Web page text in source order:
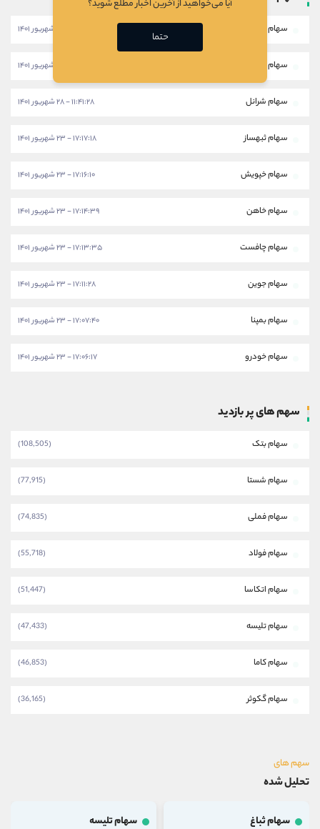
سهام خبهمن
سهام خکار
سهام شرانل ۱۱:۴۱:۲۸ - ۲۸ شهریور ۱۴۰۱
سهام ثبهساز ۱۷:۱۷:۱۸ - ۲۳ شهریور ۱۴۰۱
سهام خپویش ۱۷:۱۶:۱۰ - ۲۳ شهریور ۱۴۰۱
سهام خاهن ۱۷:۱۴:۳۹ - ۲۳ شهریور ۱۴۰۱
سهام چافست ۱۷:۱۳:۳۵ - ۲۳ شهریور ۱۴۰۱
سهام جوین ۱۷:۱۱:۲۸ - ۲۳ شهریور ۱۴۰۱
سهام بمپنا ۱۷:۰۷:۴۰ - ۲۳ شهریور ۱۴۰۱
سهام خودرو ۱۷:۰۶:۱۷ - ۲۳ شهریور ۱۴۰۱
سهم های پر بازدید
سهام بتک (108,505)
سهام شستا (77,915)
سهام فملی (74,835)
سهام فولاد (55,718)
سهام اتکاسا (51,447)
سهام تلیسه (47,433)
سهام کاما (46,853)
سهام گکوثر (36,165)
سهم های
تحلیل شده
سهام ثباغ سهام تلیسه
آیا می‌خواهید از آخرین اخبار مطلع شوید؟
حتما